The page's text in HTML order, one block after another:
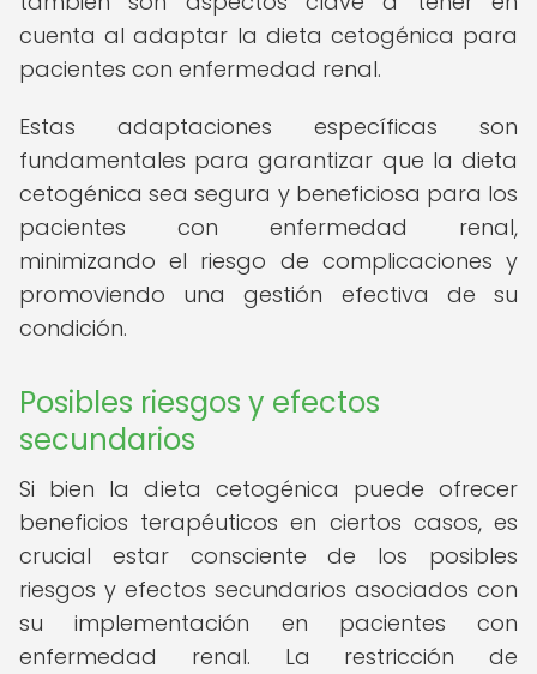
cuenta al adaptar la dieta cetogénica para
pacientes con enfermedad renal.
Estas adaptaciones específicas son
fundamentales para garantizar que la dieta
cetogénica sea segura y beneficiosa para los
pacientes con enfermedad renal,
minimizando el riesgo de complicaciones y
promoviendo una gestión efectiva de su
condición.
Posibles riesgos y efectos
secundarios
Si bien la dieta cetogénica puede ofrecer
beneficios terapéuticos en ciertos casos, es
crucial estar consciente de los posibles
riesgos y efectos secundarios asociados con
su implementación en pacientes con
enfermedad renal. La restricción de